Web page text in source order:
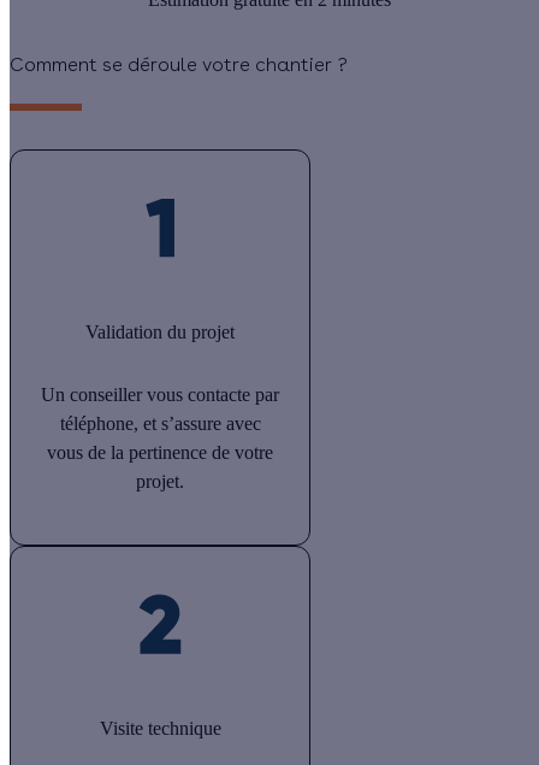
Comment se déroule votre chantier ?
Validation du projet
Un conseiller vous contacte par
téléphone, et s’assure avec
vous de la pertinence de votre
projet.
Visite technique